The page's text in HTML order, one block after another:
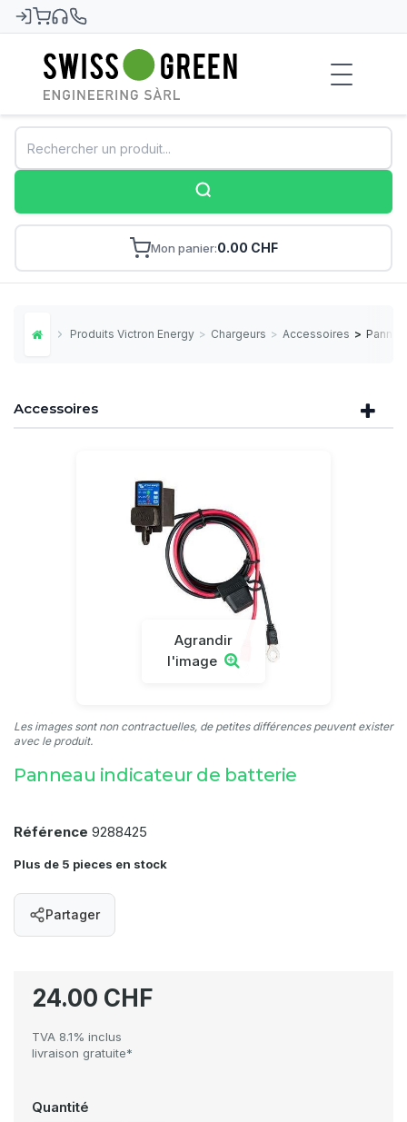
Swiss-Green
Mon panier 0.00 CHF
Home Produits Victron Energy > Chargeurs > Accessoires >
Accessoires
Agrandir
l'image
Les images sont non contractuelles, de petites différences peuvent exister
avec le produit.
Panneau indicateur de batterie
Référence 9288425
Plus de 5 pieces en stock
Partager
24.00 CHF
TVA 8.1% inclus
livraison gratuite*
Quantité